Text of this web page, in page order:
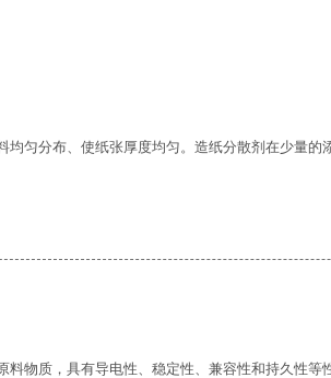
匀分布、使纸张厚度均匀。造纸分散剂在少量的
物质，具有导电性、稳定性、兼容性和持久性等